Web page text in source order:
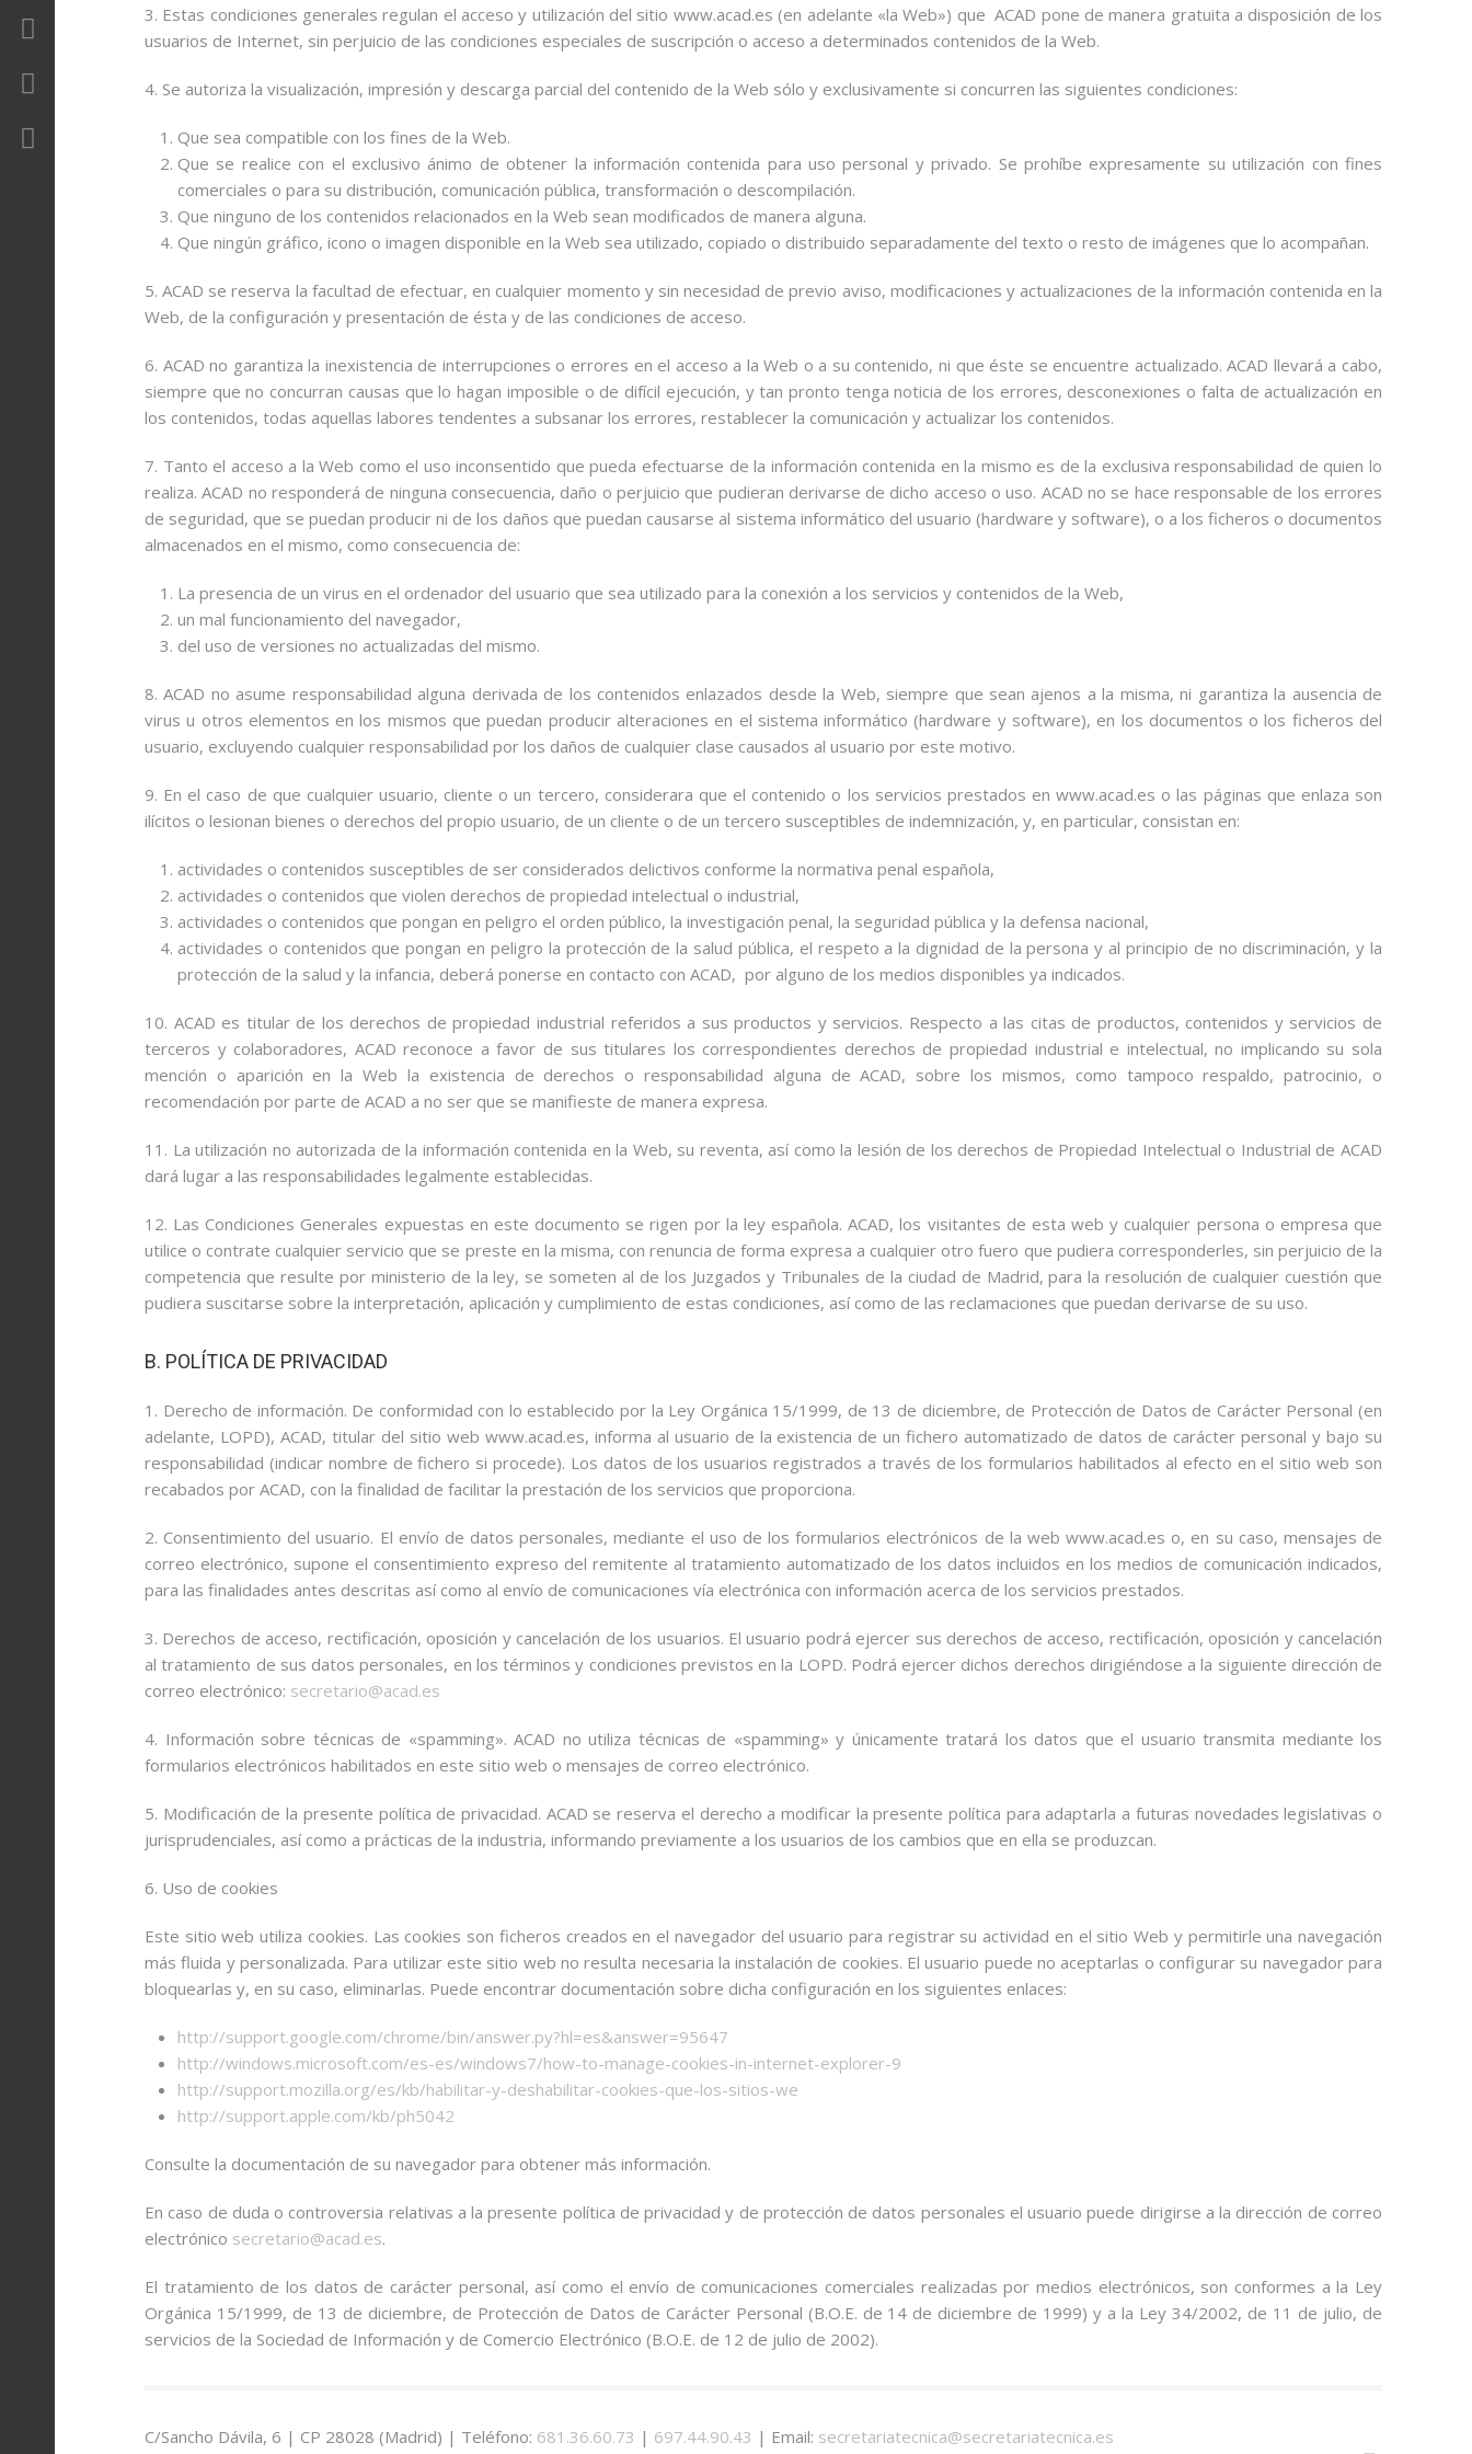
Área Privada
3. Estas condiciones generales regulan el acceso y utilización del sitio www.acad.es (en adelante «la Web») que ACAD pone de manera gratuita a disposición de los
usuarios de Internet, sin perjuicio de las condiciones especiales de suscripción o acceso a determinados contenidos de la Web.
4. Se autoriza la visualización, impresión y descarga parcial del contenido de la Web sólo y exclusivamente si concurren las siguientes condiciones:
Que sea compatible con los fines de la Web.
Que se realice con el exclusivo ánimo de obtener la información contenida para uso personal y privado. Se prohíbe expresamente su utilización con fines
comerciales o para su distribución, comunicación pública, transformación o descompilación.
Que ninguno de los contenidos relacionados en la Web sean modificados de manera alguna.
Que ningún gráfico, icono o imagen disponible en la Web sea utilizado, copiado o distribuido separadamente del texto o resto de imágenes que lo acompañan.
5. ACAD se reserva la facultad de efectuar, en cualquier momento y sin necesidad de previo aviso, modificaciones y actualizaciones de la información contenida en la
Web, de la configuración y presentación de ésta y de las condiciones de acceso.
6. ACAD no garantiza la inexistencia de interrupciones o errores en el acceso a la Web o a su contenido, ni que éste se encuentre actualizado. ACAD llevará a cabo,
siempre que no concurran causas que lo hagan imposible o de difícil ejecución, y tan pronto tenga noticia de los errores, desconexiones o falta de actualización en
los contenidos, todas aquellas labores tendentes a subsanar los errores, restablecer la comunicación y actualizar los contenidos.
7. Tanto el acceso a la Web como el uso inconsentido que pueda efectuarse de la información contenida en la mismo es de la exclusiva responsabilidad de quien lo
realiza. ACAD no responderá de ninguna consecuencia, daño o perjuicio que pudieran derivarse de dicho acceso o uso. ACAD no se hace responsable de los errores
de seguridad, que se puedan producir ni de los daños que puedan causarse al sistema informático del usuario (hardware y software), o a los ficheros o documentos
almacenados en el mismo, como consecuencia de:
La presencia de un virus en el ordenador del usuario que sea utilizado para la conexión a los servicios y contenidos de la Web,
un mal funcionamiento del navegador,
del uso de versiones no actualizadas del mismo.
8. ACAD no asume responsabilidad alguna derivada de los contenidos enlazados desde la Web, siempre que sean ajenos a la misma, ni garantiza la ausencia de
virus u otros elementos en los mismos que puedan producir alteraciones en el sistema informático (hardware y software), en los documentos o los ficheros del
usuario, excluyendo cualquier responsabilidad por los daños de cualquier clase causados al usuario por este motivo.
9. En el caso de que cualquier usuario, cliente o un tercero, considerara que el contenido o los servicios prestados en www.acad.es o las páginas que enlaza son
ilícitos o lesionan bienes o derechos del propio usuario, de un cliente o de un tercero susceptibles de indemnización, y, en particular, consistan en:
actividades o contenidos susceptibles de ser considerados delictivos conforme la normativa penal española,
actividades o contenidos que violen derechos de propiedad intelectual o industrial,
actividades o contenidos que pongan en peligro el orden público, la investigación penal, la seguridad pública y la defensa nacional,
actividades o contenidos que pongan en peligro la protección de la salud pública, el respeto a la dignidad de la persona y al principio de no discriminación, y la
protección de la salud y la infancia, deberá ponerse en contacto con ACAD, por alguno de los medios disponibles ya indicados.
10. ACAD es titular de los derechos de propiedad industrial referidos a sus productos y servicios. Respecto a las citas de productos, contenidos y servicios de
terceros y colaboradores, ACAD reconoce a favor de sus titulares los correspondientes derechos de propiedad industrial e intelectual, no implicando su sola
mención o aparición en la Web la existencia de derechos o responsabilidad alguna de ACAD, sobre los mismos, como tampoco respaldo, patrocinio, o
recomendación por parte de ACAD a no ser que se manifieste de manera expresa.
11. La utilización no autorizada de la información contenida en la Web, su reventa, así como la lesión de los derechos de Propiedad Intelectual o Industrial de ACAD
dará lugar a las responsabilidades legalmente establecidas.
12. Las Condiciones Generales expuestas en este documento se rigen por la ley española. ACAD, los visitantes de esta web y cualquier persona o empresa que
utilice o contrate cualquier servicio que se preste en la misma, con renuncia de forma expresa a cualquier otro fuero que pudiera corresponderles, sin perjuicio de la
competencia que resulte por ministerio de la ley, se someten al de los Juzgados y Tribunales de la ciudad de Madrid, para la resolución de cualquier cuestión que
pudiera suscitarse sobre la interpretación, aplicación y cumplimiento de estas condiciones, así como de las reclamaciones que puedan derivarse de su uso.
B. POLÍTICA DE PRIVACIDAD
1. Derecho de información. De conformidad con lo establecido por la Ley Orgánica 15/1999, de 13 de diciembre, de Protección de Datos de Carácter Personal (en
adelante, LOPD), ACAD, titular del sitio web www.acad.es, informa al usuario de la existencia de un fichero automatizado de datos de carácter personal y bajo su
responsabilidad (indicar nombre de fichero si procede). Los datos de los usuarios registrados a través de los formularios habilitados al efecto en el sitio web son
recabados por ACAD, con la finalidad de facilitar la prestación de los servicios que proporciona.
2. Consentimiento del usuario. El envío de datos personales, mediante el uso de los formularios electrónicos de la web www.acad.es o, en su caso, mensajes de
correo electrónico, supone el consentimiento expreso del remitente al tratamiento automatizado de los datos incluidos en los medios de comunicación indicados,
para las finalidades antes descritas así como al envío de comunicaciones vía electrónica con información acerca de los servicios prestados.
3. Derechos de acceso, rectificación, oposición y cancelación de los usuarios. El usuario podrá ejercer sus derechos de acceso, rectificación, oposición y cancelación
al tratamiento de sus datos personales, en los términos y condiciones previstos en la LOPD. Podrá ejercer dichos derechos dirigiéndose a la siguiente dirección de
correo electrónico: secretario@acad.es
4. Información sobre técnicas de «spamming». ACAD no utiliza técnicas de «spamming» y únicamente tratará los datos que el usuario transmita mediante los
formularios electrónicos habilitados en este sitio web o mensajes de correo electrónico.
5. Modificación de la presente política de privacidad. ACAD se reserva el derecho a modificar la presente política para adaptarla a futuras novedades legislativas o
jurisprudenciales, así como a prácticas de la industria, informando previamente a los usuarios de los cambios que en ella se produzcan.
6. Uso de cookies
Este sitio web utiliza cookies. Las cookies son ficheros creados en el navegador del usuario para registrar su actividad en el sitio Web y permitirle una navegación
más fluida y personalizada. Para utilizar este sitio web no resulta necesaria la instalación de cookies. El usuario puede no aceptarlas o configurar su navegador para
bloquearlas y, en su caso, eliminarlas. Puede encontrar documentación sobre dicha configuración en los siguientes enlaces:
http://support.google.com/chrome/bin/answer.py?hl=es&answer=95647
http://windows.microsoft.com/es-es/windows7/how-to-manage-cookies-in-internet-explorer-9
http://support.mozilla.org/es/kb/habilitar-y-deshabilitar-cookies-que-los-sitios-we
http://support.apple.com/kb/ph5042
Consulte la documentación de su navegador para obtener más información.
En caso de duda o controversia relativas a la presente política de privacidad y de protección de datos personales el usuario puede dirigirse a la dirección de correo
electrónico secretario@acad.es.
El tratamiento de los datos de carácter personal, así como el envío de comunicaciones comerciales realizadas por medios electrónicos, son conformes a la Ley
Orgánica 15/1999, de 13 de diciembre, de Protección de Datos de Carácter Personal (B.O.E. de 14 de diciembre de 1999) y a la Ley 34/2002, de 11 de julio, de
servicios de la Sociedad de Información y de Comercio Electrónico (B.O.E. de 12 de julio de 2002).
C/Sancho Dávila, 6 | CP 28028 (Madrid) | Teléfono: 681.36.60.73 | 697.44.90.43 | Email: secretariatecnica@secretariatecnica.es